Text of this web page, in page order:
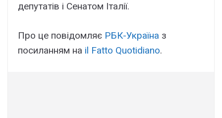
депутатів і Сенатом Італії.
Про це повідомляє РБК-Україна з
посиланням на il Fatto Quotidiano.